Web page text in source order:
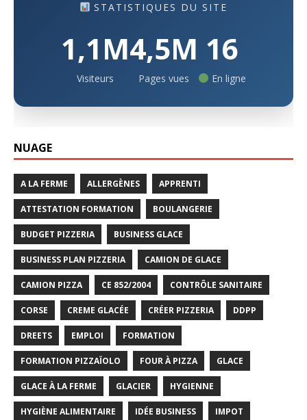
STATISTIQUES DU SITE
1,1M
Visiteurs
4,5M
Pages vues
16
En ligne
NUAGE
A LA FERME ALLERGÈNES APPRENTI
ATTESTATION FORMATION BOULANGERIE
BUDGET PIZZERIA BUSINESS GLACE
BUSINESS PLAN PIZZERIA CAMION DE GLACE
CAMION PIZZA CE 852/2004 CONTRÔLE SANITAIRE
CORSE CREME GLACÉE CRÉER PIZZERIA DDPP
DREETS EMPLOI FORMATION
FORMATION PIZZAÏOLO FOUR À PIZZA GLACE
GLACE À LA FERME GLACIER HYGIENNE
HYGIÈNE ALIMENTAIRE IDÉE BUSINESS IMPOT